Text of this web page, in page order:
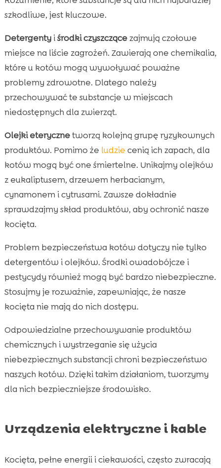
szkodliwe, jest kluczowe.
Detergentyiśrodki czyszczącezajmują czołowe
miejsce na liście zagrożeń. Zawierają one chemikalia,
które u kotów mogą wywoływać poważne
problemy zdrowotne. Dlatego należy
przechowywać te substancje w miejscach
niedostępnych dla zwierząt.
Olejki eterycznetworzą kolejną grupę ryzykownych
produktów. Pomimo że ludzie cenią ich zapach, dla
kotów mogą być one śmiertelne. Unikajmy olejków
z eukaliptusem, drzewem herbacianym,
cynamonem i cytrusami. Zawsze dokładnie
sprawdzajmy skład produktów, aby ochronić nasze
kocięta.
Problem bezpieczeństwa kotów dotyczy nie tylko
detergentów i olejków. Środki owadobójcze i
pestycydy również mogą być bardzo niebezpieczne.
Stosujmy je rozważnie, zapewniając, że nasze
kocięta nie mają do nich dostępu.
Odpowiedzialne przechowywanie produktów
chemicznych i wystrzeganie się użycia
niebezpiecznych substancji chroni bezpieczeństwo
naszych kotów. Dzięki takim działaniom, tworzymy
dla nich bezpieczniejsze środowisko.
Urządzenia elektryczne i kable
Kocięta, pełne energii i ciekawości, często zwracają